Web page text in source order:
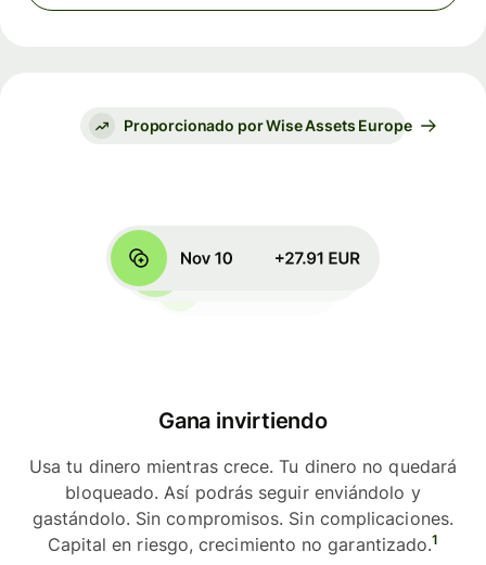
Proporcionado por Wise Assets Europe
Gana invirtiendo
Usa tu dinero mientras crece. Tu dinero no quedará
bloqueado. Así podrás seguir enviándolo y
gastándolo. Sin compromisos. Sin complicaciones.
Capital en riesgo, crecimiento no garantizado.1